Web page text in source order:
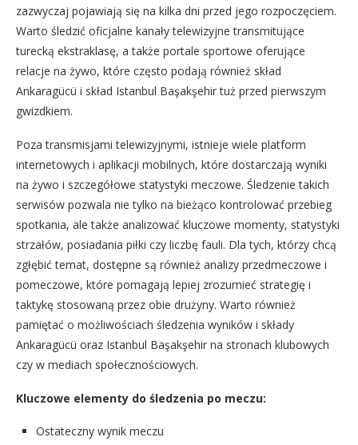
zazwyczaj pojawiają się na kilka dni przed jego rozpoczęciem.
Warto śledzić oficjalne kanały telewizyjne transmitujące
turecką ekstraklasę, a także portale sportowe oferujące
relacje na żywo, które często podają również skład
Ankaragücü i skład Istanbul Başakşehir tuż przed pierwszym
gwizdkiem.
Poza transmisjami telewizyjnymi, istnieje wiele platform
internetowych i aplikacji mobilnych, które dostarczają wyniki
na żywo i szczegółowe statystyki meczowe. Śledzenie takich
serwisów pozwala nie tylko na bieżąco kontrolować przebieg
spotkania, ale także analizować kluczowe momenty, statystyki
strzałów, posiadania piłki czy liczbę fauli. Dla tych, którzy chcą
zgłębić temat, dostępne są również analizy przedmeczowe i
pomeczowe, które pomagają lepiej zrozumieć strategię i
taktykę stosowaną przez obie drużyny. Warto również
pamiętać o możliwościach śledzenia wyników i składy
Ankaragücü oraz Istanbul Başakşehir na stronach klubowych
czy w mediach społecznościowych.
Kluczowe elementy do śledzenia po meczu:
Ostateczny wynik meczu